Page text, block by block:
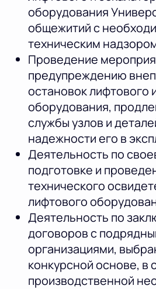
оборудования
общежитий с
техническим
Проведение
предупреждению
остановок лифтового
оборудования,
службы узлов и
надежности его в
Деятельность по
подготовке и
технического
лифтового
Деятельность по
договоров с
организациями,
конкурсной основе, в
производственной